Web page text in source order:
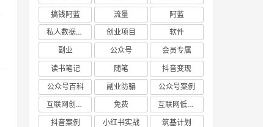
搞钱阿蓝
流量
阿蓝
私人数据库项目
创业项目
软件
副业
公众号
会员专属
读书笔记
随笔
抖音变现
公众号百科
副业防骗
公众号案例
互联网创业项目
免费
互联网低成本创业项目
抖音案例
小红书实战 筑基计划